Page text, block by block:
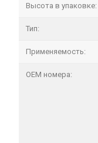
Высота в упаковке:
Тип:
Применяемость:
OEM номера: